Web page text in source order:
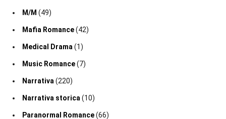
M/M (49)
Mafia Romance(42)
Medical Drama (1)
Music Romance(7)
Narrativa (220)
Narrativa storica (10)
Paranormal Romance(66)